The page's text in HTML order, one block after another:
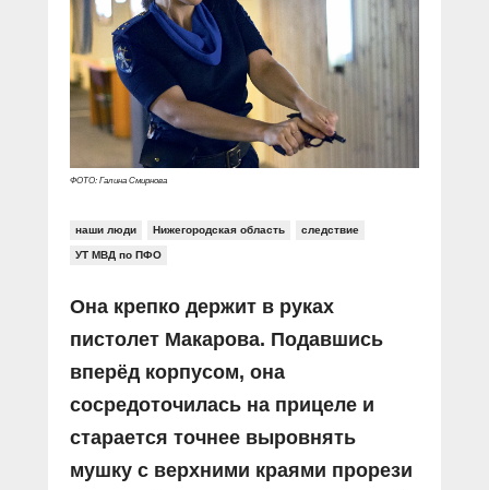
Социальные ролики
Документальные фильмы
Прямой разговор
В знании сила
Специальный репортаж
КиберПОСТОВОЙ
Газета «Щит и меч»
Журнал «Полиция России»
О ПОРТАЛЕ
Контакты
Вакансии
ФОТО: Галина Смирнова
наши люди Нижегородская область следствие
УТ МВД по ПФО
Она крепко держит в руках
пистолет Макарова. Подавшись
вперёд корпусом, она
сосредоточилась на прицеле и
старается точнее выровнять
мушку с верхними краями прорези